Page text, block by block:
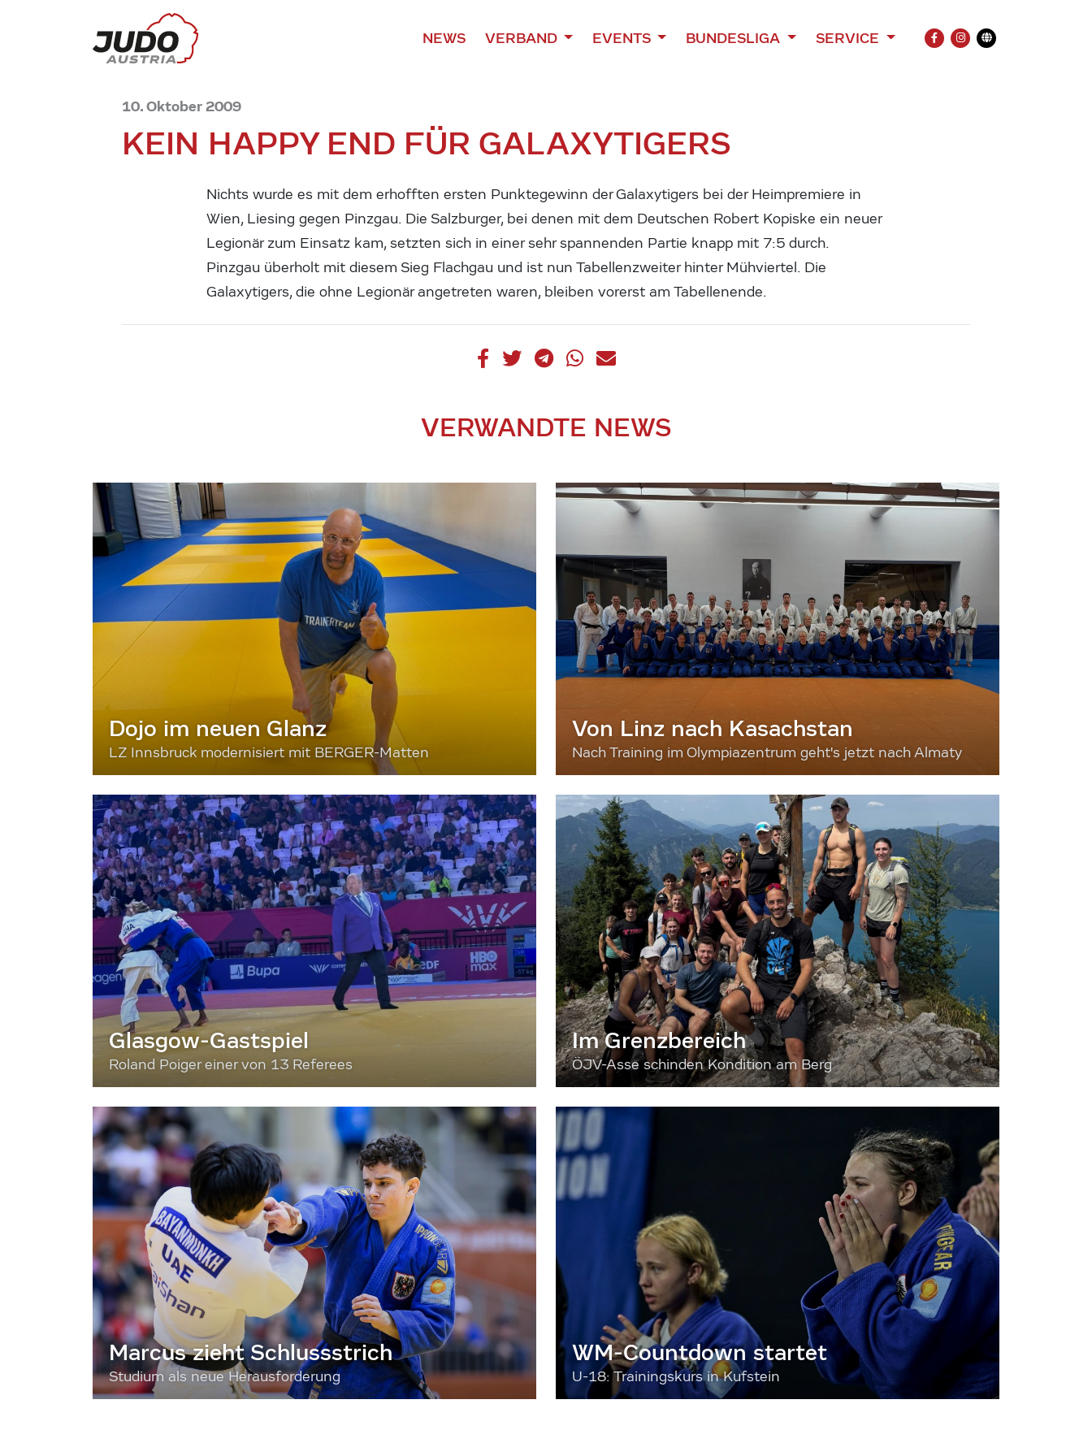
NEWS VERBAND EVENTS BUNDESLIGA SERVICE
FACEBOOK
INSTAGRAM
Übersetzung
10. Oktober 2009
KEIN HAPPY END FÜR GALAXYTIGERS
Nichts wurde es mit dem erhofften ersten Punktegewinn der Galaxytigers bei der Heimpremiere in
Wien, Liesing gegen Pinzgau. Die Salzburger, bei denen mit dem Deutschen Robert Kopiske ein neuer
Legionär zum Einsatz kam, setzten sich in einer sehr spannenden Partie knapp mit 7:5 durch.
Pinzgau überholt mit diesem Sieg Flachgau und ist nun Tabellenzweiter hinter Mühviertel. Die
Galaxytigers, die ohne Legionär angetreten waren, bleiben vorerst am Tabellenende.
VERWANDTE NEWS
Dojo im neuen Glanz
LZ Innsbruck modernisiert mit BERGER-Matten
Von Linz nach Kasachstan
Nach Training im Olympiazentrum geht's jetzt nach Almaty
Glasgow-Gastspiel
Roland Poiger einer von 13 Referees
Im Grenzbereich
ÖJV-Asse schinden Kondition am Berg
Marcus zieht Schlussstrich
Studium als neue Herausforderung
WM-Countdown startet
U-18: Trainingskurs in Kufstein